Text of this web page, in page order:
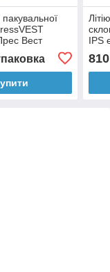
Вест
IPS
810